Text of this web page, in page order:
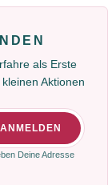
als Erste
Aktionen
ANMELDEN
Deine Adresse